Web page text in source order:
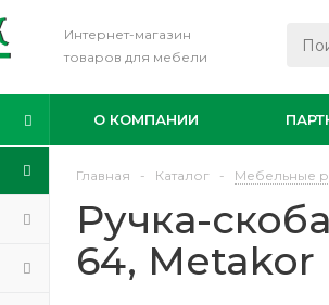
Интернет-магазин
товаров для мебели
О КОМПАНИИ
Главная - Каталог - Мебельные
Ручка-
64, Metakor